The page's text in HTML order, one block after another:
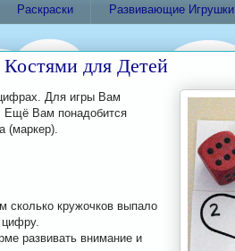
Раскраски Развивающие Игрушки
для Детей
Для игры Вам
Ещё Вам понадобится
(маркер).
сколько кружочков выпало
развивать внимание и